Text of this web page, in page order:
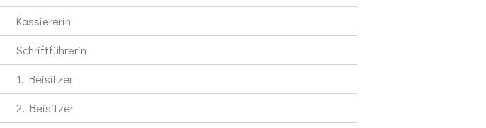
Kassiererin
Schriftführerin
1. Beisitzer
2. Beisitzer